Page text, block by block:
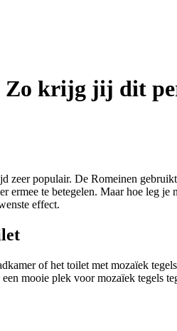
Zo krijg jij dit
zeer populair. De Romeinen
ermee te betegelen. Maar hoe leg
effect.
of het toilet met mozaïek
mooie plek voor mozaïek tegels